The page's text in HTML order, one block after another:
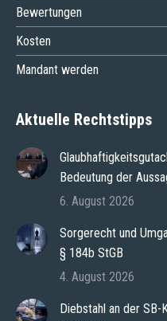
Bewertungen
Kosten
Mandant werden
Aktuelle Rechtstipps
Bedeutung der
6. August 2026
Sorgerecht und
§ 184b StGB
4. August 2026
Diebstahl an der SB-